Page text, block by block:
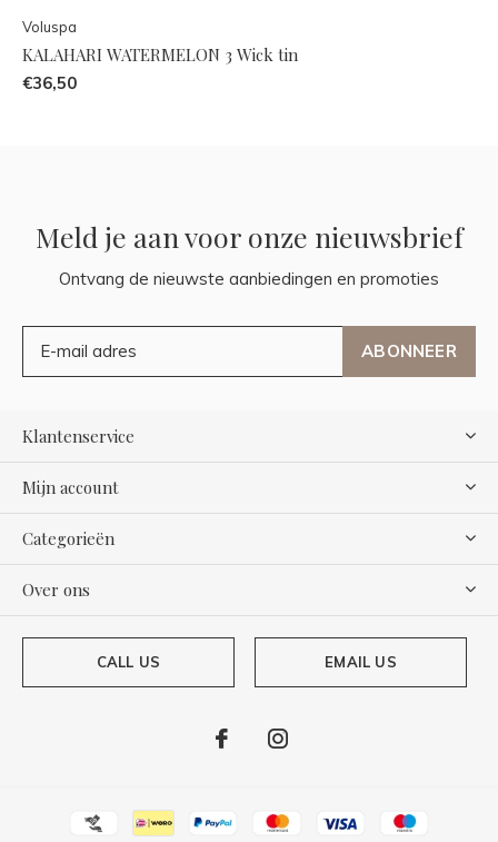
Voluspa
KALAHARI WATERMELON 3 Wick tin
€36,50
Meld je aan voor onze nieuwsbrief
Ontvang de nieuwste aanbiedingen en promoties
ABONNEER
Klantenservice
Mijn account
Categorieën
Over ons
CALL US EMAIL US